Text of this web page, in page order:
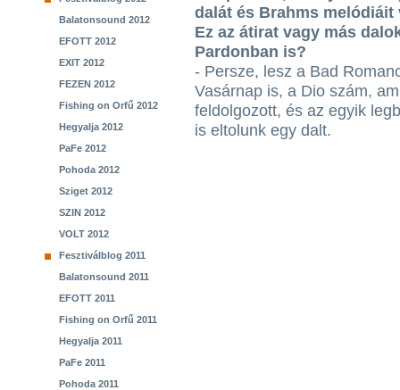
Balatonsound 2012
EFOTT 2012
EXIT 2012
FEZEN 2012
Fishing on Orfű 2012
Hegyalja 2012
PaFe 2012
Pohoda 2012
Sziget 2012
SZIN 2012
VOLT 2012
Fesztiválblog 2011
Balatonsound 2011
EFOTT 2011
Fishing on Orfű 2011
Hegyalja 2011
PaFe 2011
Pohoda 2011
dalát és Brahms
Ez az átirat vagy más
Pardonban is?
- Persze, lesz a Bad
Vasárnap is, a Dio szám,
feldolgozott, és az egyik
is eltolunk egy dalt.